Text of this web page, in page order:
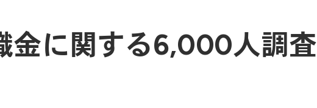
金に関する6,000人調査